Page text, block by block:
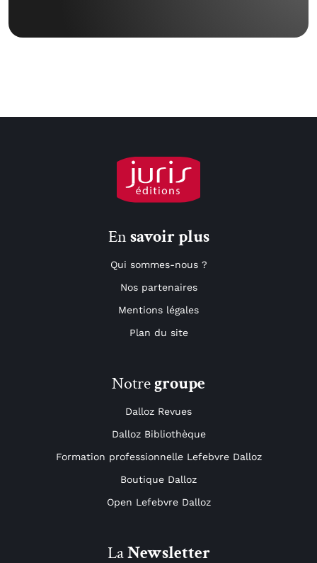
Ensavoir plus
Qui sommes-nous ?
Nos partenaires
Mentions légales
Plan du site
Notregroupe
Dalloz Revues
Dalloz Bibliothèque
Formation professionnelle Lefebvre Dalloz
Boutique Dalloz
Open Lefebvre Dalloz
LaNewsletter